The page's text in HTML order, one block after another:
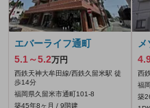
エバーライフ通町
5.1～5.2万円
西鉄天神大牟田線/西鉄久留米駅 徒
歩14分
福岡県久留米市通町101-8
築45年8ヶ月 / 9階建
西
福
築